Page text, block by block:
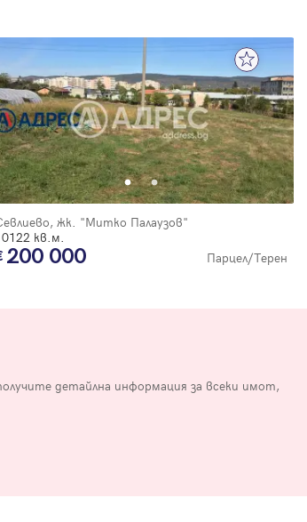
жк. "Митко Палаузов"
кв.м.
200 000 Парцел/Терен
детайлна информация за всеки имот,